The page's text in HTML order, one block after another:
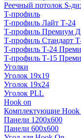
Реечный потолок S-
Т-профиль
Т-профиль Лайт Т-24
Т-профиль Премиум
Т-профиль Стандарт
Т-профиль Т-24
Т-профиль Т-15
Уголки
Уголок 19х19
Уголок 19х24
Уголок PLL
Hook on
Комплектующие Hook
Панели 1200х600
Панели 600х600